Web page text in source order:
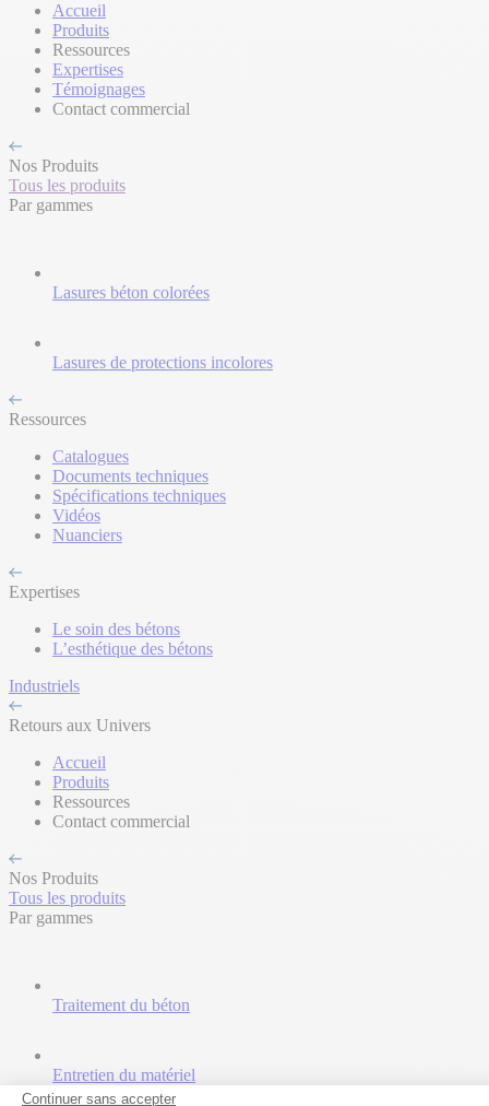
Accueil
Produits
Ressources
Expertises
Témoignages
Contact commercial
Nos Produits
Tous les produits
Par gammes
Lasures béton colorées
Lasures de protections incolores
Ressources
Catalogues
Documents techniques
Spécifications techniques
Vidéos
Nuanciers
Expertises
Le soin des bétons
L’esthétique des bétons
Industriels
Retours aux Univers
Accueil
Produits
Ressources
Contact commercial
Nos Produits
Tous les produits
Par gammes
Traitement du béton
Entretien du matériel
Continuer sans accepter